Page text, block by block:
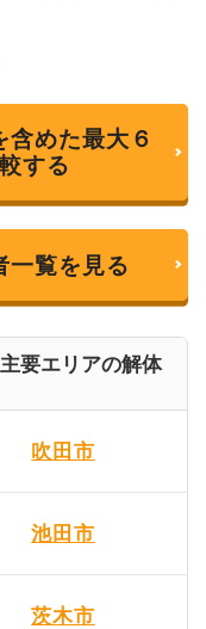
めた最大６
する
一覧を見る
要エリアの解体
吹田市
池田市
茨木市